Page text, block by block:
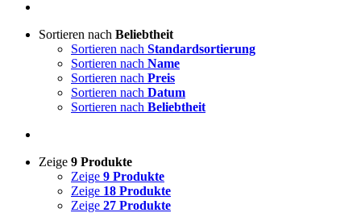
Sortieren nach Beliebtheit
Sortieren nach Standardsortierung
Sortieren nach Name
Sortieren nach Preis
Sortieren nach Datum
Sortieren nach Beliebtheit
Zeige 9 Produkte
Zeige 9 Produkte
Zeige 18 Produkte
Zeige 27 Produkte